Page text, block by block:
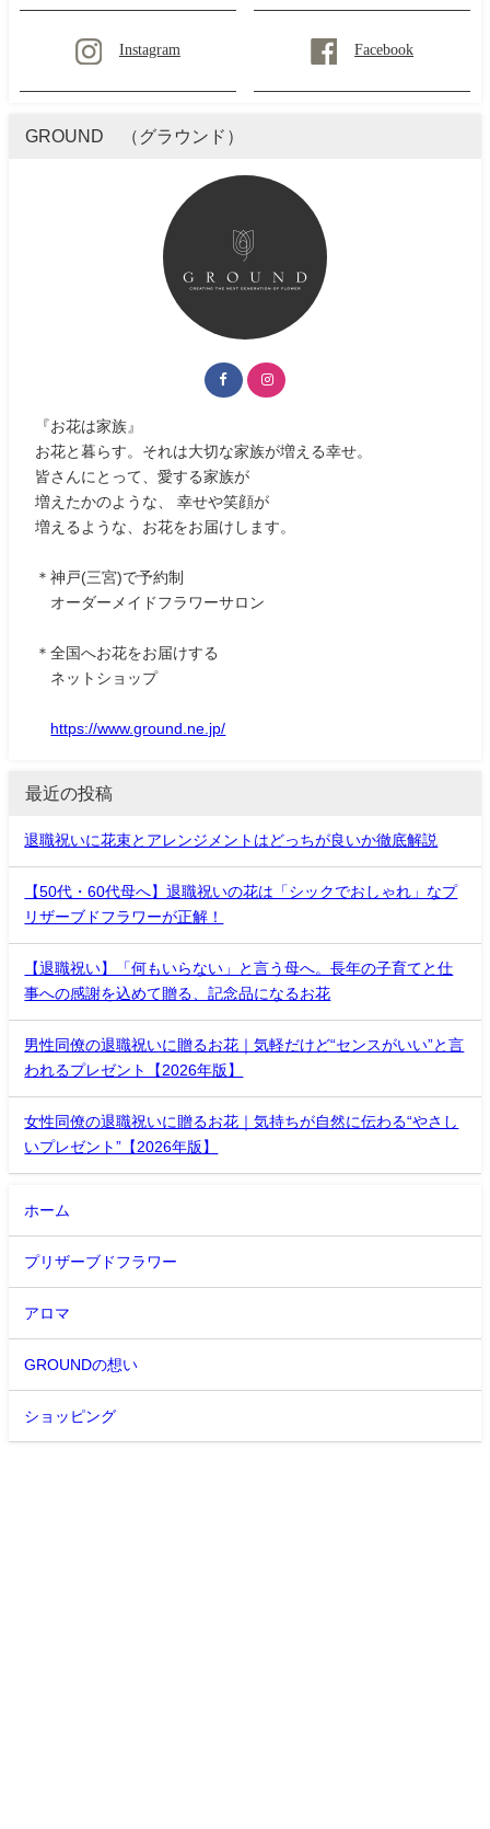
Instagram Facebook
GROUND （グラウンド）
『お花は家族』
お花と暮らす。それは大切な家族が増える幸せ。
皆さんにとって、愛する家族が
増えたかのような、 幸せや笑顔が
増えるような、お花をお届けします。
＊神戸(三宮)で予約制
オーダーメイドフラワーサロン
＊全国へお花をお届けする
ネットショップ
https://www.ground.ne.jp/
最近の投稿
退職祝いに花束とアレンジメントはどっちが良いか徹底解説
【50代・60代母へ】退職祝いの花は「シックでおしゃれ」なプ
リザーブドフラワーが正解！
【退職祝い】「何もいらない」と言う母へ。長年の子育てと仕
事への感謝を込めて贈る、記念品になるお花
男性同僚の退職祝いに贈るお花｜気軽だけど“センスがいい”と言
われるプレゼント【2026年版】
女性同僚の退職祝いに贈るお花｜気持ちが自然に伝わる“やさし
いプレゼント”【2026年版】
ホーム
プリザーブドフラワー
アロマ
GROUNDの想い
ショッピング